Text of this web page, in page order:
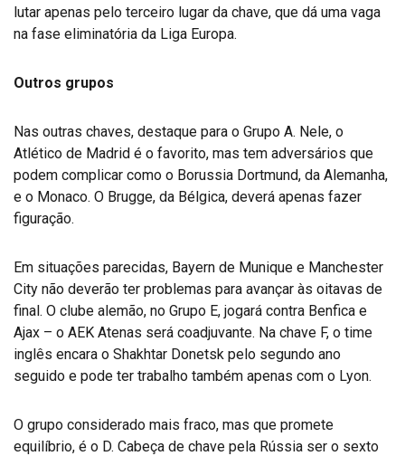
lutar apenas pelo terceiro lugar da chave, que dá uma vaga
na fase eliminatória da Liga Europa.
Outros grupos
Nas outras chaves, destaque para o Grupo A. Nele, o
Atlético de Madrid é o favorito, mas tem adversários que
podem complicar como o Borussia Dortmund, da Alemanha,
e o Monaco. O Brugge, da Bélgica, deverá apenas fazer
figuração.
Em situações parecidas, Bayern de Munique e Manchester
City não deverão ter problemas para avançar às oitavas de
final. O clube alemão, no Grupo E, jogará contra Benfica e
Ajax – o AEK Atenas será coadjuvante. Na chave F, o time
inglês encara o Shakhtar Donetsk pelo segundo ano
seguido e pode ter trabalho também apenas com o Lyon.
O grupo considerado mais fraco, mas que promete
equilíbrio, é o D. Cabeça de chave pela Rússia ser o sexto